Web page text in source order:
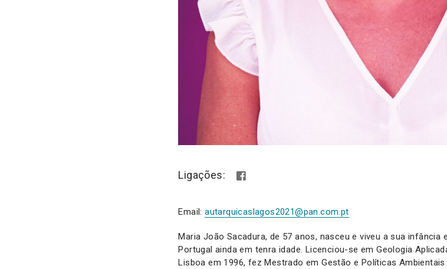
Ligações:
Email:autarquicaslagos2021@pan.com.pt
Maria João Sacadura, de 57 anos, nasceu e viveu a sua infância
Portugal ainda em tenra idade. Licenciou-se em Geologia
Lisboa em 1996, fez Mestrado em Gestão e Políticas Ambientais